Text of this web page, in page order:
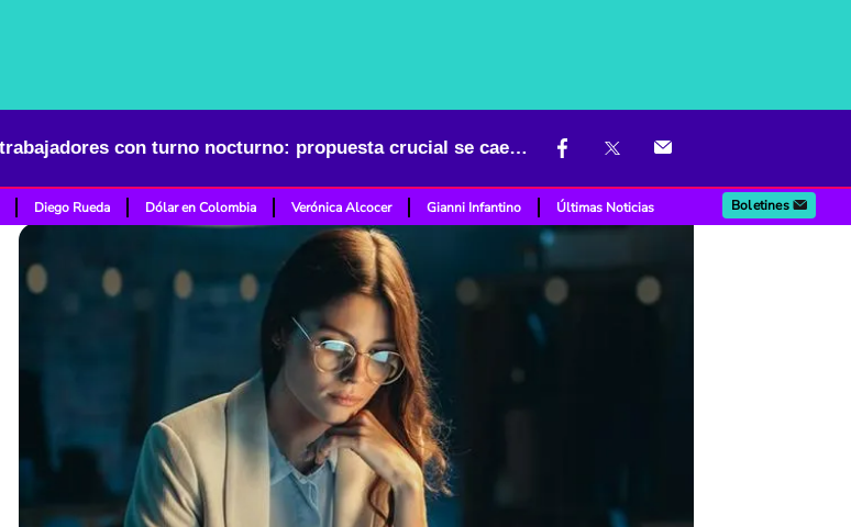
Vendría mala noticia para trabajadores con turno nocturno: propuesta crucial se caería
Diego Rueda Dólar en Colombia Verónica Alcocer Gianni Infantino Últimas Noticias Boletines